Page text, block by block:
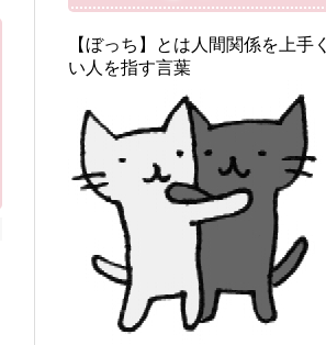
【ぼっち】とは人間関係を上手
い人を指す言葉